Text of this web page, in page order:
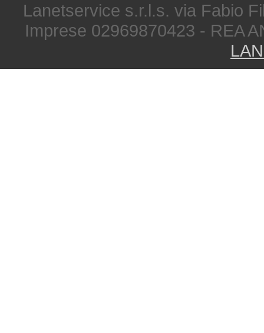
Lanetservice s.r.l.s. via Fabio
Imprese 02969870423 - REA